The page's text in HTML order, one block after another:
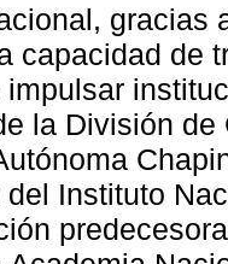
gracias
capacidad de
impulsar
la División
Instituto